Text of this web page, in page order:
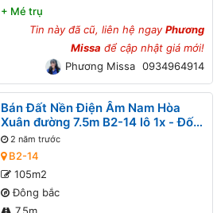
+ Mé trụ
Tin này đã cũ, liên hệ ngayPhương
Missa để cập nhật giá mới!
Phương Missa 0934964914
Bán Đất Nền Điện Âm Nam Hòa
Xuân đường 7.5m B2-14 lô 1x - Đối
diện công viên, Gần cầu Trung
Lương, Gần đường Nguyễn Phước
Lan, Gần sông Đô Tỏa
2 năm trước
B2-14
105m2
Đông bắc
7.5m